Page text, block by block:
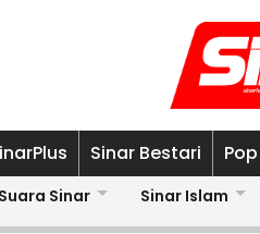
Sinar Bestari
Suara Sinar Sinar Islam